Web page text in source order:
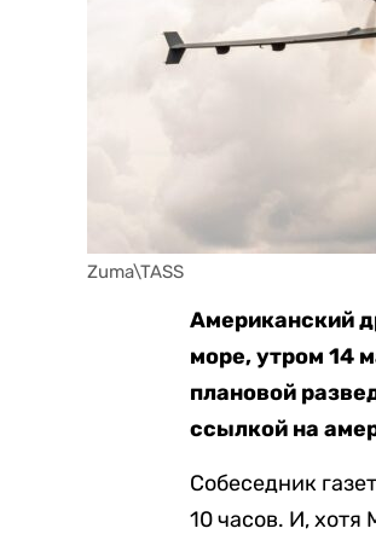
Zuma\TASS
Американский
море, утром 14
плановой
ссылкой на
Собеседник
10 часов. И, хотя